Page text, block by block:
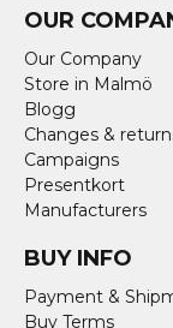
OUR
Our Company
Store in Malmö
Blogg
Changes &
Campaigns
Presentkort
Manufacturers
BUY INFO
Payment &
Buy Terms